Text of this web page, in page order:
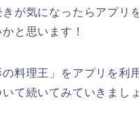
が気になったらアプリ
と思います！
料理王」をアプリを利
て続いてみていきまし